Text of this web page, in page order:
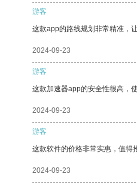
游客
这款app的路线规划非常精准，
2024-09-23
游客
这款加速器app的安全性很高，
2024-09-23
游客
这款软件的价格非常实惠，值得
2024-09-23